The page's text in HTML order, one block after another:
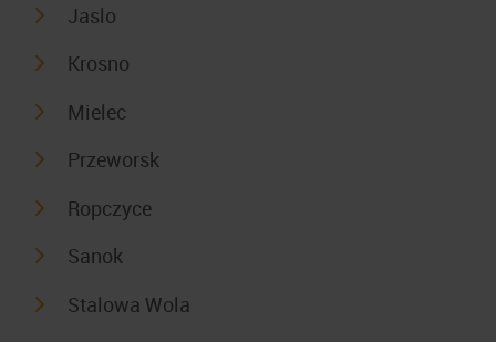
Jaslo
Krosno
Mielec
Przeworsk
Ropczyce
Sanok
Stalowa Wola